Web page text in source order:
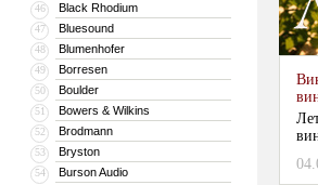
46 Black Rhodium
47 Bluesound
48 Blumenhofer
49 Borresen
50 Boulder
51 Bowers & Wilkins
52 Brodmann
53 Bryston
54 Burson Audio ...